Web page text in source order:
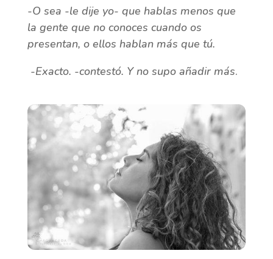
-O sea -le dije yo- que hablas menos que
la gente que no conoces cuando os
presentan, o ellos hablan más que tú.
-Exacto. -contestó. Y no supo añadir más.